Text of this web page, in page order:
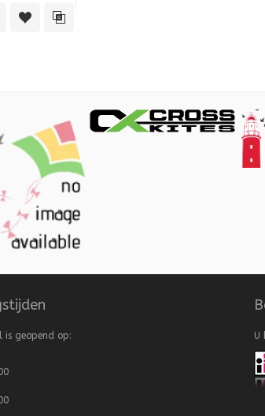
Quick ViewToevoegen aan verlanglijst
Toevoegen aan vergelijking
is geopend op:
U